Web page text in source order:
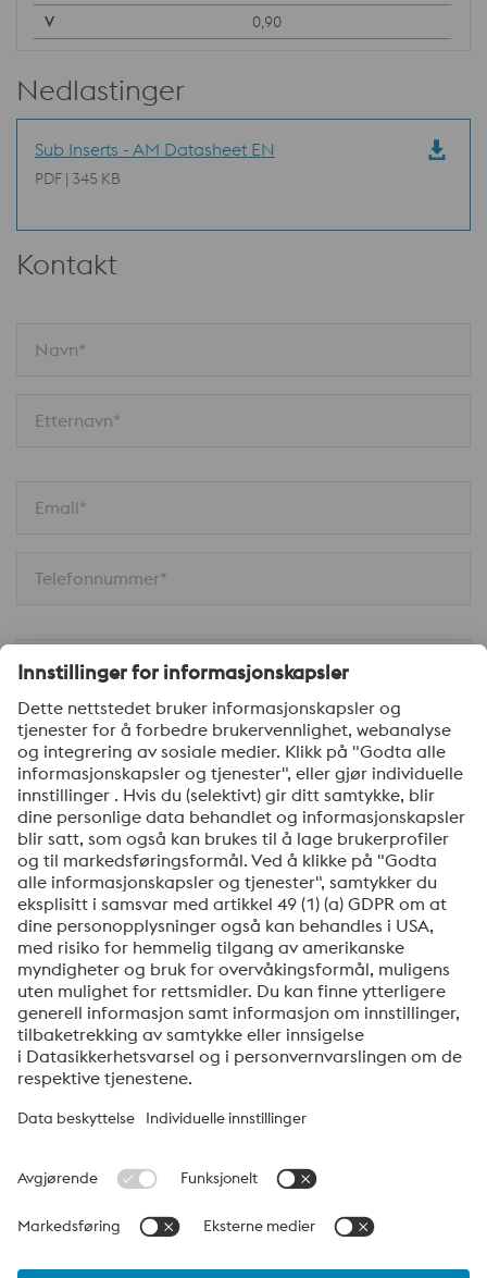
0,90
Nedlastinger
Sub Inserts - AM Datasheet EN
PDF | 345 KB
Kontakt
Navn*
Etternavn*
Email*
Telefonnummer*
Firma*
Melding*
Ja, jeg ønsker å motta informasjon om voestalpines
produkter, invitasjoner til seminarer/webinarer og
mye mer.
Send
Jeg er ikke en robot
Klikk for å starte verifiseringen
voestalpine High Performance Metals Norway
voestalpine High Performance Metals Norway AS er det norske
salgsselskapet i voestalpinegruppens divisjon High Performance